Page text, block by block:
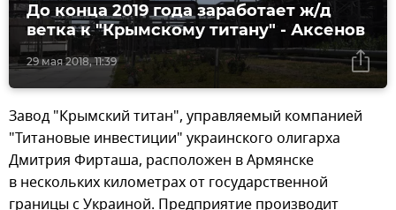
29 мая 2018, 11:39
До конца 2019 года заработает ж/д
ветка к "Крымскому титану" - Аксенов
Завод "Крымский титан", управляемый компанией
"Титановые инвестиции" украинского олигарха
Дмитрия Фирташа, расположен в Армянске
в нескольких километрах от государственной
границы с Украиной. Предприятие производит